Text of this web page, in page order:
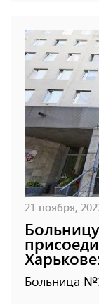
21 ноября,
Больница